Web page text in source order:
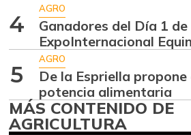
4
AGRO
Ganadores del Día 1 de
ExpoInternacional
5
AGRO
De la Espriella propone
potencia alimentaria
MÁS CONTENIDO DE
AGRICULTURA